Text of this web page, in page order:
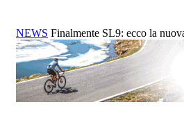
NEWS Finalmente SL9: ecco la